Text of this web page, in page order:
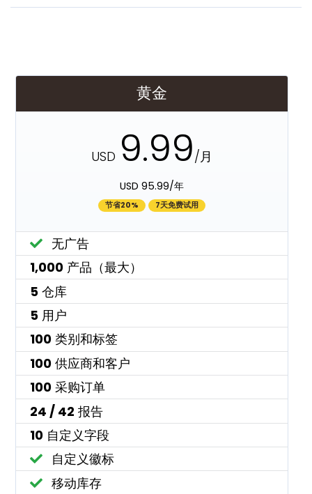
黄金
USD 9.99/月
USD 95.99/年
节省20% 7天免费试用
无广告
1,000产品（最大）
5仓库
5用户
100类别和标签
100供应商和客户
100采购订单
24 / 42 报告
10自定义字段
自定义徽标
移动库存